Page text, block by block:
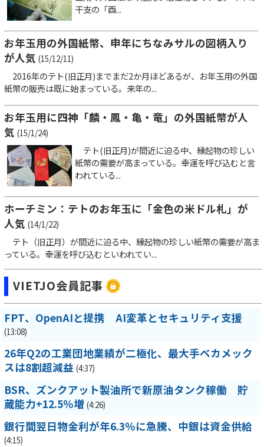
干支の「酉...
お年玉用の外国紙幣、申年にちなみサルの図柄入り
が人気 (15/12/11)
2016年のテト(旧正月)までまだ2か月ほどあるが、お年玉用の外国
紙幣の販売は既に始まっている。来年の...
お年玉用に四神「麟・鳳・亀・竜」の外国紙幣が人
気 (15/1/24)
テト(旧正月)が間近に迫る中、縁起物の珍しい
紙幣の需要が高まっている。幸運を呼び込むと言
われている...
ホーチミン：テトのお年玉に「金色の米ドル札」が
人気 (14/1/22)
テト（旧正月）が間近に迫る中、縁起物の珍しい紙幣の需要が高ま
っている。幸運を呼び込むといわれてい...
VIETJO会員記事
FPT、OpenAIと提携 AI変革とセキュリティ支援
(13:08)
26年Q2の工業団地業績が二極化、最大手ベカメック
スは8割超減益 (4:37)
BSR、ズンクアット製油所で新原油タンク稼働 貯
蔵能力+12.5％増 (4:26)
銀行間翌日物金利が年6.3％に急騰、中銀は資金供給
(4:15)